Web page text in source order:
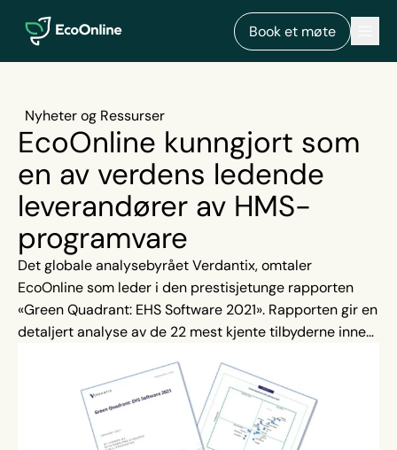
EcoOnline
Book et møte
Nyheter og Ressurser
EcoOnline kunngjort som
en av verdens ledende
leverandører av HMS-
programvare
Det globale analysebyrået Verdantix, omtaler
EcoOnline som leder i den prestisjetunge rapporten
«Green Quadrant: EHS Software 2021». Rapporten gir en
detaljert analyse av de 22 mest kjente tilbyderne innen